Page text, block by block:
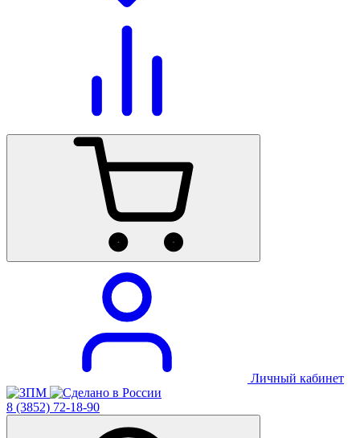
Личный кабинет
8 (3852) 72-18-90